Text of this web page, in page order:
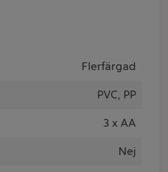
Flerfärgad
PVC, PP
3 x AA
Nej